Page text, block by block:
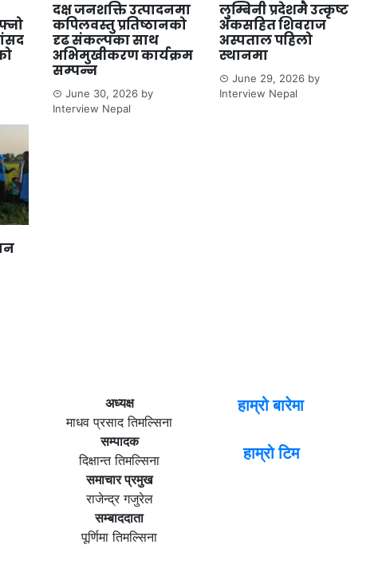
दक्ष जनशक्ति उत्पादनमा
कपिलवस्तु प्रतिष्ठानको
दृढ संकल्पका साथ
अभिमुखीकरण कार्यक्रम
सम्पन्न
June 30, 2026by
Interview Nepal
लुम्बिनी प्रदेशमै उत्कृष्ट
अंकसहित शिवराज
अस्पताल पहिलो
स्थानमा
June 29, 2026by
Interview Nepal
अध्यक्ष
माधव प्रसाद तिमल्सिना
सम्पादक
दिक्षान्त तिमल्सिना
समाचार प्रमुख
राजेन्द्र गजुरेल
सम्बाददाता
पूर्णिमा तिमल्सिना
हाम्रो बारेमा
हाम्रो टिम